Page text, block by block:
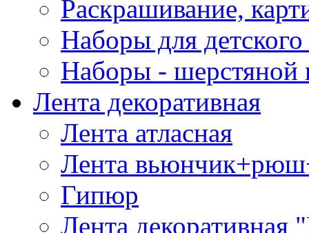
Раскрашивание,
Наборы для
Наборы - шерстяной
Лента декоративная
Лента атласная
Лента
Гипюр
Лента декоративная